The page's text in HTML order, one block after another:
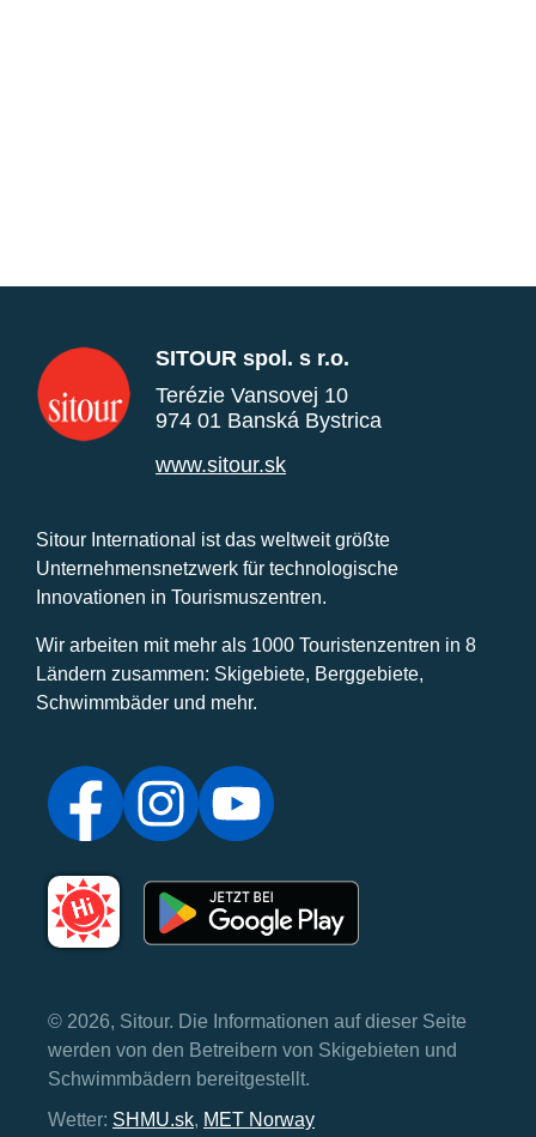
SITOUR spol. s r.o.
Terézie Vansovej 10
974 01 Banská Bystrica
www.sitour.sk
Sitour International ist das weltweit größte
Unternehmensnetzwerk für technologische
Innovationen in Tourismuszentren.
Wir arbeiten mit mehr als 1000 Touristenzentren in 8
Ländern zusammen: Skigebiete, Berggebiete,
Schwimmbäder und mehr.
© 2026, Sitour. Die Informationen auf dieser Seite
werden von den Betreibern von Skigebieten und
Schwimmbädern bereitgestellt.
Wetter: SHMU.sk, MET Norway